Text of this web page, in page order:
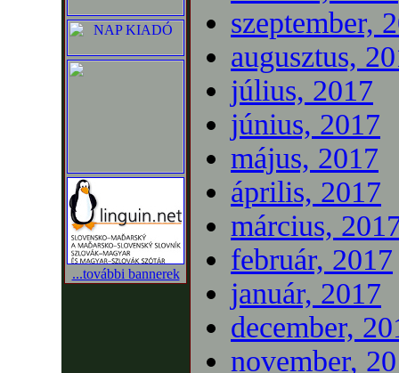
...további bannerek
szeptember,
augusztus,
július, 2017
június, 2017
május, 2017
április, 2017
március,
február, 2017
január, 2017
december,
november,